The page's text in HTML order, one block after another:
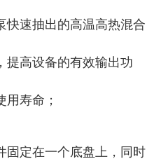
快速抽出的高温高热混合
提高设备的有效输出功
寿命；
固定在一个底盘上，同时